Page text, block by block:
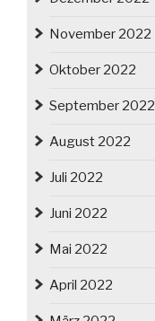
November 2022
Oktober 2022
September 2022
August 2022
Juli 2022
Juni 2022
Mai 2022
April 2022